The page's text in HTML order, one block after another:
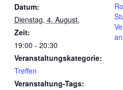
Datum:
Dienstag, 4. August,
Zeit:
19:00 - 20:30
Veranstaltungskategorie:
Treffen
Veranstaltung-Tags: